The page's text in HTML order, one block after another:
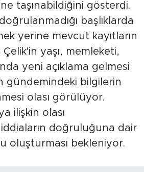
taşınabildiğini gösterdi.
başlıklarda
yerine mevcut kayıtların
Çelik'in yaşı, memleketi,
yeni açıklama gelmesi
gündemindeki bilgilerin
olası görülüyor.
ilişkin olası
iddiaların doğruluğuna dair
oluşturması bekleniyor.